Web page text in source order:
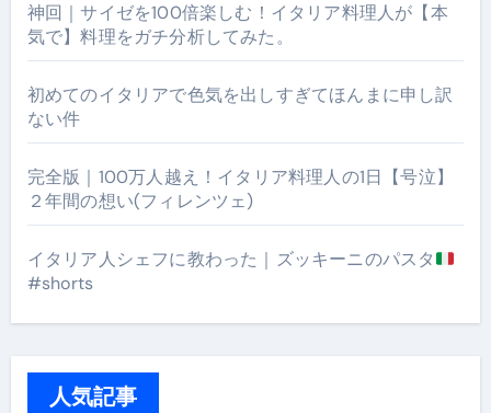
神回｜サイゼを100倍楽しむ！イタリア料理人が【本
気で】料理をガチ分析してみた。
初めてのイタリアで色気を出しすぎてほんまに申し訳
ない件
完全版｜100万人越え！イタリア料理人の1日【号泣】
２年間の想い(フィレンツェ)
イタリア人シェフに教わった｜ズッキーニのパスタ
#shorts
人気記事